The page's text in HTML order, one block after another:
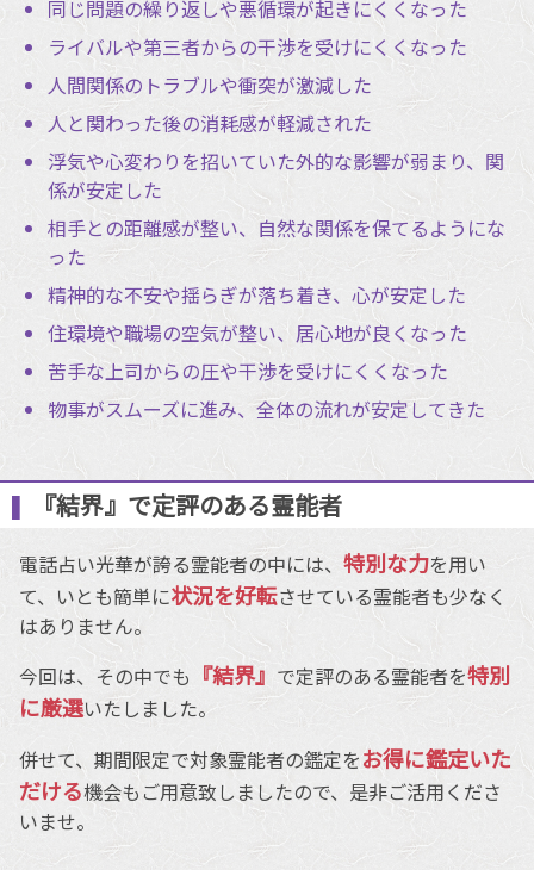
同じ問題の繰り返しや悪循環が起きにくくなった
ライバルや第三者からの干渉を受けにくくなった
人間関係のトラブルや衝突が激減した
人と関わった後の消耗感が軽減された
浮気や心変わりを招いていた外的な影響が弱まり、関
係が安定した
相手との距離感が整い、自然な関係を保てるようにな
った
精神的な不安や揺らぎが落ち着き、心が安定した
住環境や職場の空気が整い、居心地が良くなった
苦手な上司からの圧や干渉を受けにくくなった
物事がスムーズに進み、全体の流れが安定してきた
『結界』で定評のある霊能者
電話占い光華が誇る霊能者の中には、 特別な力を用い
て、いとも簡単に状況を好転させている霊能者も少なく
はありません。
今回は、その中でも 『結界』 で定評のある霊能者を特別
に厳選いたしました。
併せて、期間限定で対象霊能者の鑑定をお得に鑑定いた
だける機会もご用意致しましたので、是非ご活用くださ
いませ。